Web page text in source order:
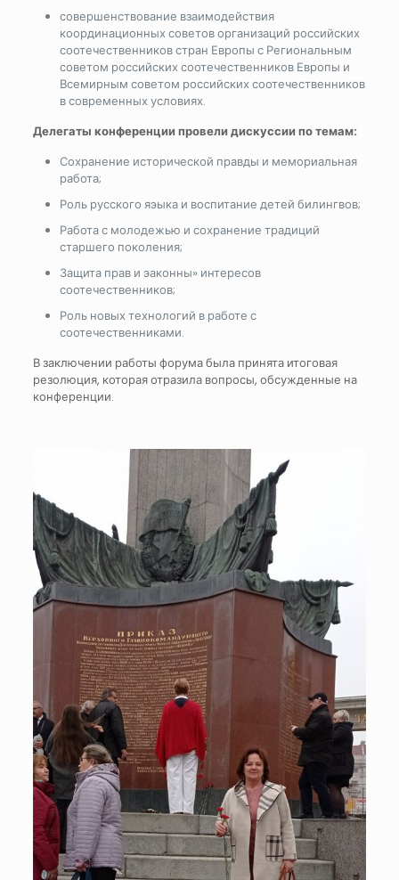
совершенствование взаимодействия
координационных советов организаций российских
соотечественников стран Европы с Региональным
советом российских соотечественников Европы и
Всемирным советом российских соотечественников
в современных условиях.
Делегаты конференции провели дискуссии по темам:
Сохранение исторической правды и мемориальная
работа;
Роль русского яэыка и воспитание детей билингвов;
Работа с молодежью и сохранение традиций
старшего поколения;
Защита прав и эаконны» интересов
соотечественников;
Роль новых технологий в работе с
соотечественниками.
В заключении работы форума была принята итоговая
резолюция, которая отразила вопросы, обсужденные на
конференции.